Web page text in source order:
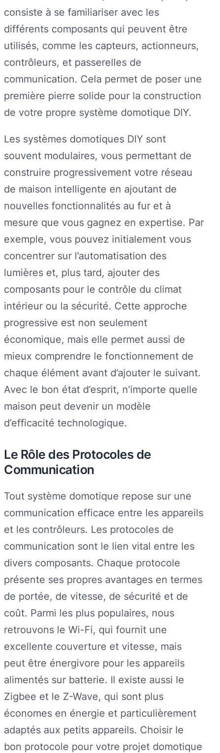
consiste à se familiariser avec les
différents composants qui peuvent être
utilisés, comme les capteurs, actionneurs,
contrôleurs, et passerelles de
communication. Cela permet de poser une
première pierre solide pour la construction
de votre propre système domotique DIY.
Les systèmes domotiques DIY sont
souvent modulaires, vous permettant de
construire progressivement votre réseau
de maison intelligente en ajoutant de
nouvelles fonctionnalités au fur et à
mesure que vous gagnez en expertise. Par
exemple, vous pouvez initialement vous
concentrer sur l’automatisation des
lumières et, plus tard, ajouter des
composants pour le contrôle du climat
intérieur ou la sécurité. Cette approche
progressive est non seulement
économique, mais elle permet aussi de
mieux comprendre le fonctionnement de
chaque élément avant d’ajouter le suivant.
Avec le bon état d’esprit, n’importe quelle
maison peut devenir un modèle
d’efficacité technologique.
Le Rôle des Protocoles de
Communication
Tout système domotique repose sur une
communication efficace entre les appareils
et les contrôleurs. Les protocoles de
communication sont le lien vital entre les
divers composants. Chaque protocole
présente ses propres avantages en termes
de portée, de vitesse, de sécurité et de
coût. Parmi les plus populaires, nous
retrouvons le Wi-Fi, qui fournit une
excellente couverture et vitesse, mais
peut être énergivore pour les appareils
alimentés sur batterie. Il existe aussi le
Zigbee et le Z-Wave, qui sont plus
économes en énergie et particulièrement
adaptés aux petits appareils. Choisir le
bon protocole pour votre projet domotique